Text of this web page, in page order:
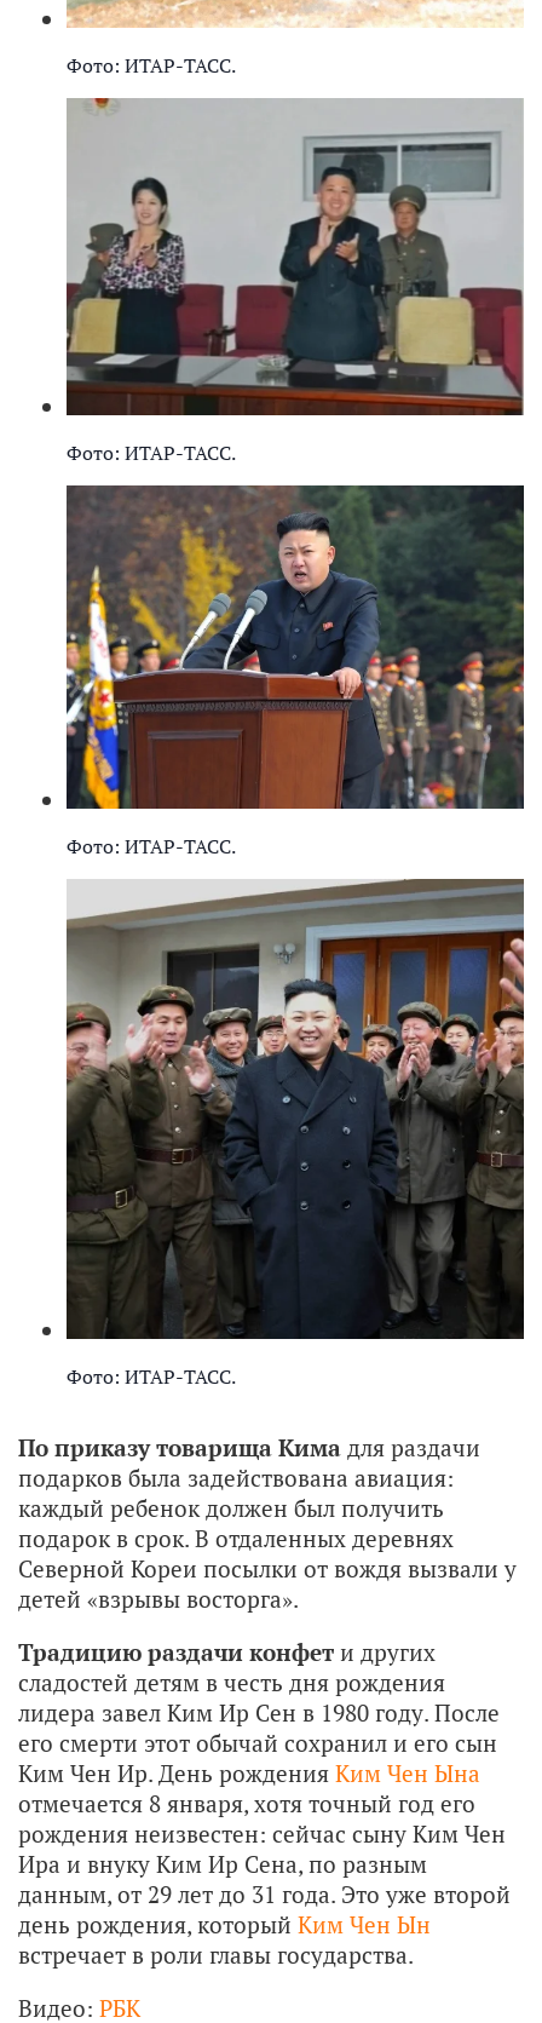
Фото: ИТАР-ТАСС.
Фото: ИТАР-ТАСС.
Фото: ИТАР-ТАСС.
Фото: ИТАР-ТАСС.
По приказу товарища Кима для раздачи
подарков была задействована авиация:
каждый ребенок должен был получить
подарок в срок. В отдаленных деревнях
Северной Кореи посылки от вождя вызвали у
детей «взрывы восторга».
Традицию раздачи конфет и других
сладостей детям в честь дня рождения
лидера завел Ким Ир Сен в 1980 году. После
его смерти этот обычай сохранил и его сын
Ким Чен Ир. День рождения Ким Чен Ына
отмечается 8 января, хотя точный год его
рождения неизвестен: сейчас сыну Ким Чен
Ира и внуку Ким Ир Сена, по разным
данным, от 29 лет до 31 года. Это уже второй
день рождения, который Ким Чен Ын
встречает в роли главы государства.
Видео: РБК